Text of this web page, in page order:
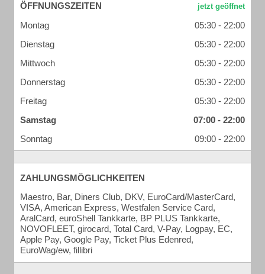
ÖFFNUNGSZEITEN
Montag
05:30 - 22:00
Dienstag
05:30 - 22:00
Mittwoch
05:30 - 22:00
Donnerstag
05:30 - 22:00
Freitag
05:30 - 22:00
Samstag
07:00 - 22:00
Sonntag
09:00 - 22:00
ZAHLUNGSMÖGLICHKEITEN
Maestro, Bar, Diners Club, DKV, EuroCard/MasterCard,
VISA, American Express, Westfalen Service Card,
AralCard, euroShell Tankkarte, BP PLUS Tankkarte,
NOVOFLEET, girocard, Total Card, V-Pay, Logpay, EC,
Apple Pay, Google Pay, Ticket Plus Edenred,
EuroWag/ew, fillibri